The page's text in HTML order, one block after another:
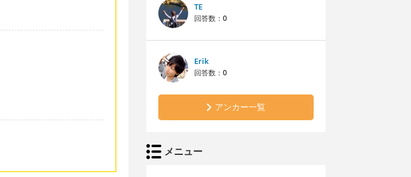
TE
回答数： 0
Erik
回答数： 0
アンカー一覧
メニュー